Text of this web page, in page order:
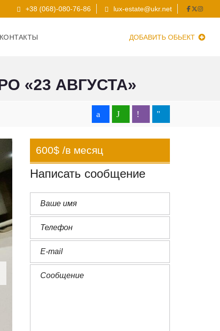
+38 (068)-080-76-86 lux-estate@ukr.net
ДОБАВИТЬ ОБЬЕКТ
«23 АВГУСТА»
600$ /в месяц
Написать сообщение